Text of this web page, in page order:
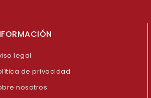
legal
de privacidad
nosotros